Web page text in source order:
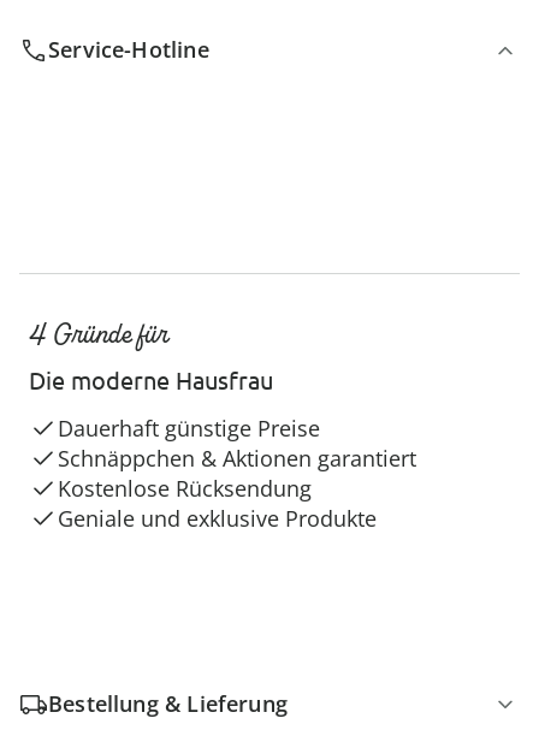
Service-Hotline
4 Gründe für
Die moderne Hausfrau
Dauerhaft günstige Preise
Schnäppchen & Aktionen garantiert
Kostenlose Rücksendung
Geniale und exklusive Produkte
Bestellung & Lieferung